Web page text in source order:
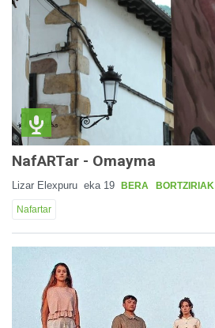
NafARTar - Omayma
Lizar Elexpuru eka 19 BERA BORTZIRIAK
Nafartar